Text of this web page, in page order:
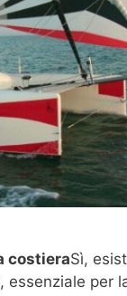
costieraSì,
per